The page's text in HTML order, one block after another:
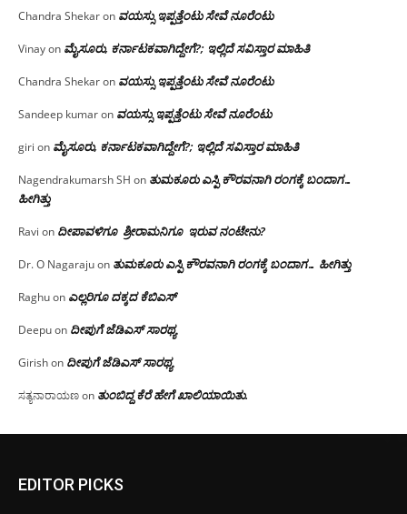
Chandra Shekaron ವಯಸ್ಸು ಇಪ್ಪತ್ತೆಂಟು ಸೇವೆ ನೂರೆಂಟು
Vinayon ಮೈಸೂರು, ಕರ್ನಾಟಕವಾಗಿದ್ದೇಗೆ?; ಇಲ್ಲಿದೆ ಸವಿಸ್ತಾರ ಮಾಹಿತಿ
Chandra Shekaron ವಯಸ್ಸು ಇಪ್ಪತ್ತೆಂಟು ಸೇವೆ ನೂರೆಂಟು
Sandeep kumaron ವಯಸ್ಸು ಇಪ್ಪತ್ತೆಂಟು ಸೇವೆ ನೂರೆಂಟು
giri on ಮೈಸೂರು, ಕರ್ನಾಟಕವಾಗಿದ್ದೇಗೆ?; ಇಲ್ಲಿದೆ ಸವಿಸ್ತಾರ ಮಾಹಿತಿ
Nagendrakumarsh SH on ತುಮಕೂರು ಎಸ್ಪಿ ಕೌರವನಾಗಿ ರಂಗಕ್ಕೆ ಬಂದಾಗ…
ಹೀಗಿತ್ತು
Ravi on ದೀಪಾವಳಿಗೂ ಶ್ರೀರಾಮನಿಗೂ ಇರುವ ನಂಟೇನು?
Dr. O Nagarajuon ತುಮಕೂರು ಎಸ್ಪಿ ಕೌರವನಾಗಿ ರಂಗಕ್ಕೆ ಬಂದಾಗ… ಹೀಗಿತ್ತು
Raghuon ಎಲ್ಲರಿಗೂ ದಕ್ಕದ ಕೆಬಿಎಸ್
Deepuon ದೀಪುಗೆ ಜೆಡಿಎಸ್ ಸಾರಥ್ಯ
Girishon ದೀಪುಗೆ ಜೆಡಿಎಸ್ ಸಾರಥ್ಯ
ಸತ್ಯನಾರಾಯಣon ತುಂಬಿದ್ದ ಕೆರೆ ಹೇಗೆ ಖಾಲಿಯಾಯಿತು.
EDITOR PICKS